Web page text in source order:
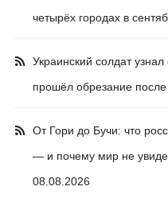
четырёх городах в
Украинский солдат
прошёл обрезание
От Гори до Бучи: что
— и почему мир не
08.08.2026